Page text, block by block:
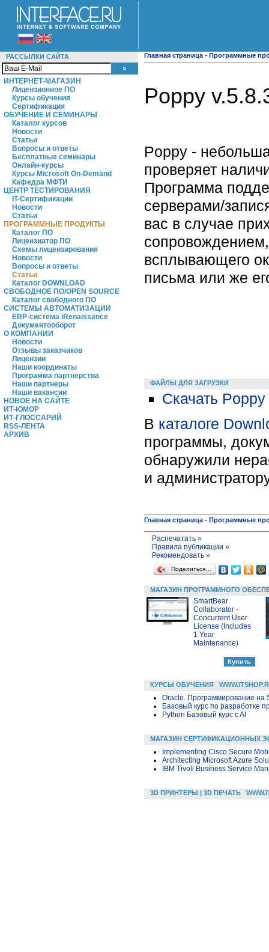
РАССЫЛКИ САЙТА
ИНТЕРНЕТ-МАГАЗИН
Лицензионное ПО
Курсы обучения
Сертификация
ОБУЧЕНИЕ И СЕМИНАРЫ
Каталог курсов
Новости
Статьи
Вопросы и ответы
Бесплатные семинары
Онлайн-курсы
Курсы Microsoft On-Demand
Кафедра МФТИ
ЦЕНТР ТЕСТИРОВАНИЯ
IT-Сертификации
Новости
Статьи
ПРОГРАММНЫЕ ПРОДУКТЫ
Каталог ПО
Лицензиатор ПО
Схемы лицензирования
Новости
Вопросы и ответы
Статьи
Каталог DOWNLOAD
СВОБОДНОЕ ПО/OPEN SOURCE
Каталог свободного ПО
СИСТЕМЫ АВТОМАТИЗАЦИИ
ERP-система iRenaissance
Документооборот
О КОМПАНИИ
Новости
Отзывы заказчиков
Лицензии
Наши координаты
Программа партнерства
Наши партнеры
Наши вакансии
НОВОЕ НА САЙТЕ
ИТ-ЮМОР
ИТ-ГЛОССАРИЙ
RSS-ЛЕНТА
АРХИВ
Главная страница - Программные
Poppy
Poppy -
проверяет
Программа
серверами/
вас в случае
всплывающего
письма или же
ФАЙЛЫ ДЛЯ ЗАГРУЗКИ
Скачать
В каталоге
программы,
обнаружили
и
Главная страница - Программные
Распечатать »
Правила публикации »
Рекомендовать »
Поделиться…
МАГАЗИН ПРОГРАММНОГО
SmartBear
Collaborator -
Concurrent User
License (Includes
1 Year
Maintenance)
КУРСЫ ОБУЧЕНИЯ
Oracle. Программирование на
Базовый курс по разработке
Python Базовый курс c AI
МАГАЗИН СЕРТИФИКАЦИОННЫХ
Implementing Cisco Secure
Architecting Microsoft Azure
IBM Tivoli Business Service
3D ПРИНТЕРЫ | 3D ПЕЧАТЬ